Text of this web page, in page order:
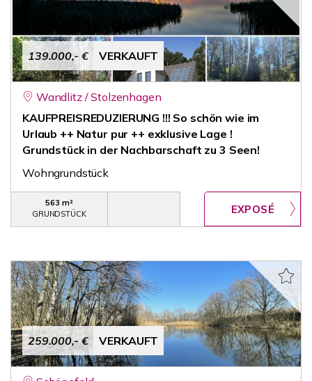
139.000,- € VERKAUFT
Wandlitz / Stolzenhagen
KAUFPREISREDUZIERUNG !!! So schön wie im
Urlaub ++ Natur pur ++ exklusive Lage !
Grundstück in der Nachbarschaft zu 3 Seen!
Wohngrundstück
563 m²
GRUNDSTÜCK
259.000,- € VERKAUFT